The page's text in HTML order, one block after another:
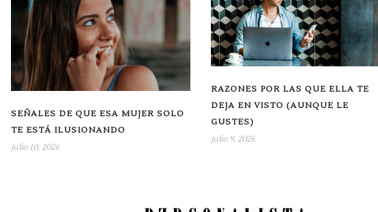
SEÑALES DE QUE ESA MUJER SOLO
TE ESTÁ ILUSIONANDO
julio 10, 2026
RAZONES POR LAS QUE ELLA TE
DEJA EN VISTO (AUNQUE LE
GUSTES)
julio 9, 2026